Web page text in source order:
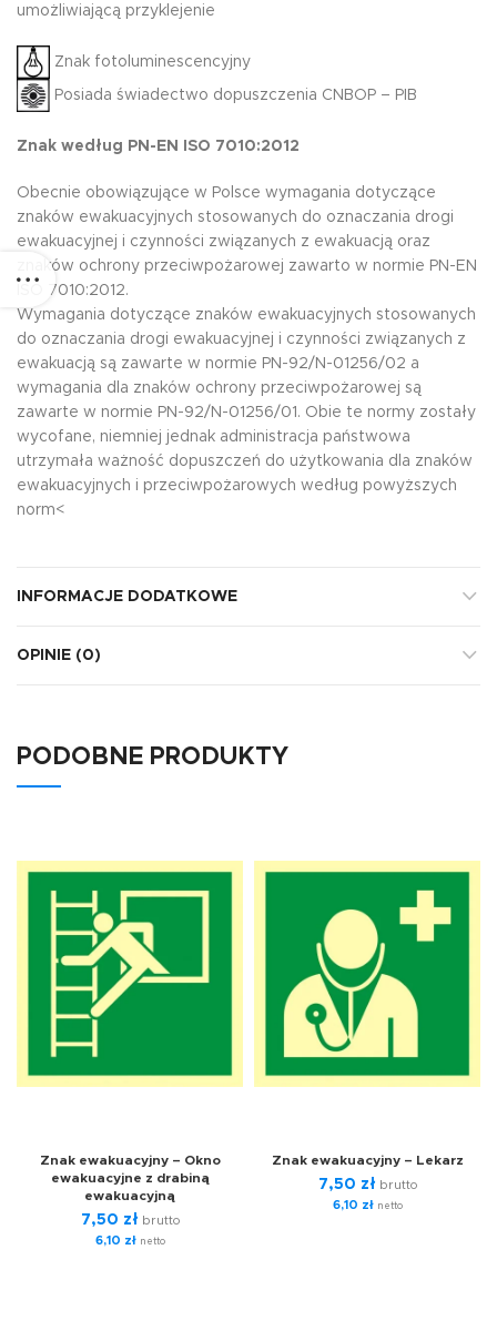
umożliwiającą przyklejenie
Znak fotoluminescencyjny
Posiada świadectwo dopuszczenia CNBOP – PIB
Znak według PN-EN ISO 7010:2012
Obecnie obowiązujące w Polsce wymagania dotyczące
znaków ewakuacyjnych stosowanych do oznaczania drogi
ewakuacyjnej i czynności związanych z ewakuacją oraz
znaków ochrony przeciwpożarowej zawarto w normie PN-EN
ISO 7010:2012.
Wymagania dotyczące znaków ewakuacyjnych stosowanych
do oznaczania drogi ewakuacyjnej i czynności związanych z
ewakuacją są zawarte w normie PN-92/N-01256/02 a
wymagania dla znaków ochrony przeciwpożarowej są
zawarte w normie PN-92/N-01256/01. Obie te normy zostały
wycofane, niemniej jednak administracja państwowa
utrzymała ważność dopuszczeń do użytkowania dla znaków
ewakuacyjnych i przeciwpożarowych według powyższych
norm<
INFORMACJE DODATKOWE
OPINIE (0)
PODOBNE PRODUKTY
Znak ewakuacyjny – Okno
ewakuacyjne z drabiną
ewakuacyjną
7,50 zł brutto
6,10 złnetto
Znak ewakuacyjny – Lekarz
7,50 zł brutto
6,10 złnetto